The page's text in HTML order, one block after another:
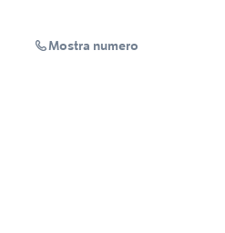
Mostra numero